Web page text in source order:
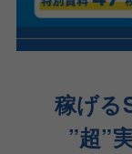
稼げる
”超”